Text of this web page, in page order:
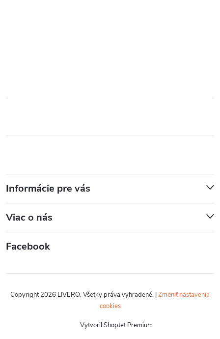
Informácie pre vás
Viac o nás
Facebook
Vytvoril Shoptet Premium
Copyright 2026 LIVERO. Všetky práva vyhradené. |Zmeniť nastavenia
cookies